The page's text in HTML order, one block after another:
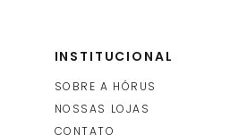
INSTITUCIONAL
SOBRE A HÓRUS
NOSSAS LOJAS
CONTATO